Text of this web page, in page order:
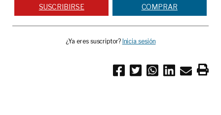
SUSCRIBIRSE COMPRAR
¿Ya eres suscriptor? Inicia sesión